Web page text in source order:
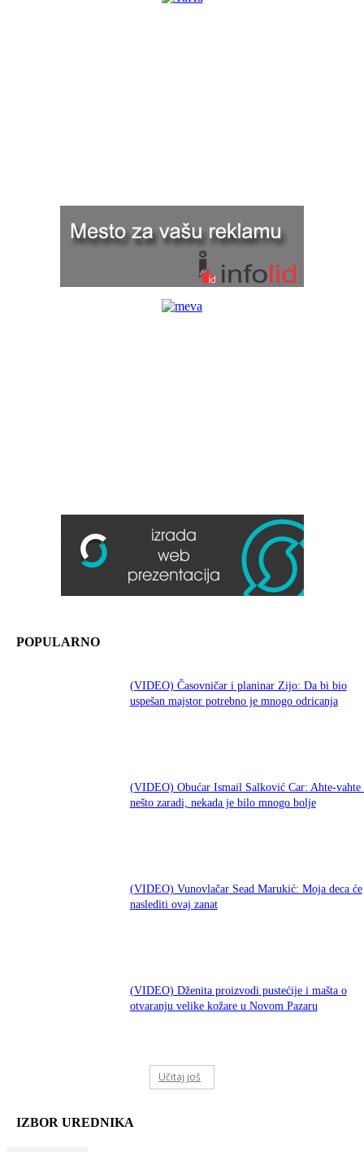
POPULARNO
(VIDEO) Časovničar i planinar Zijo: Da bi bio
uspešan majstor potrebno je mnogo odricanja
(VIDEO) Obućar Ismail Salković Car: Ahte-vahte
nešto zaradi, nekada je bilo mnogo bolje
(VIDEO) Vunovlačar Sead Marukić: Moja deca će
naslediti ovaj zanat
(VIDEO) Dženita proizvodi pustećije i mašta o
otvaranju velike kožare u Novom Pazaru
Učitaj još
IZBOR UREDNIKA